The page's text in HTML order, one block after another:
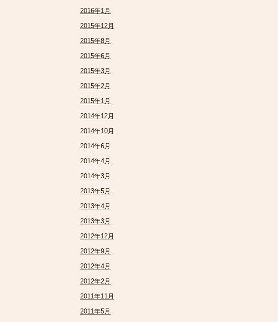
2016年1月
2015年12月
2015年8月
2015年6月
2015年3月
2015年2月
2015年1月
2014年12月
2014年10月
2014年6月
2014年4月
2014年3月
2013年5月
2013年4月
2013年3月
2012年12月
2012年9月
2012年4月
2012年2月
2011年11月
2011年5月